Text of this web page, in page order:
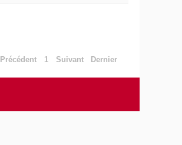
Précédent 1 Suivant Dernier